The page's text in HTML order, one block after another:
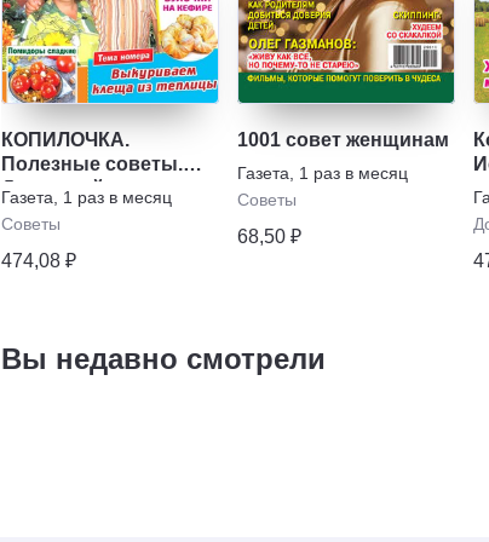
КОПИЛОЧКА.
Полезные советы.
Домашний уют,
хозяйство, семья
Газета
1 раз в месяц
Советы
474,08 ₽
1001 совет женщинам
Газета
1 раз в месяц
Советы
68,50 ₽
Вы недавно смотрели